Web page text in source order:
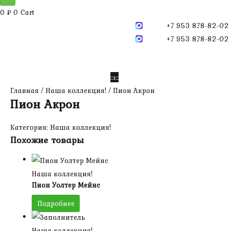
0 ₽ 0 Cart
+7 953 878-82-02
+7 953 878-82-02
Главная / Наша коллекция! / Пион Акрон
Пион Акрон
Категория: Наша коллекция!
Похожие товары
Наша коллекция!
Пион Уолтер Мейнс
Подробнее